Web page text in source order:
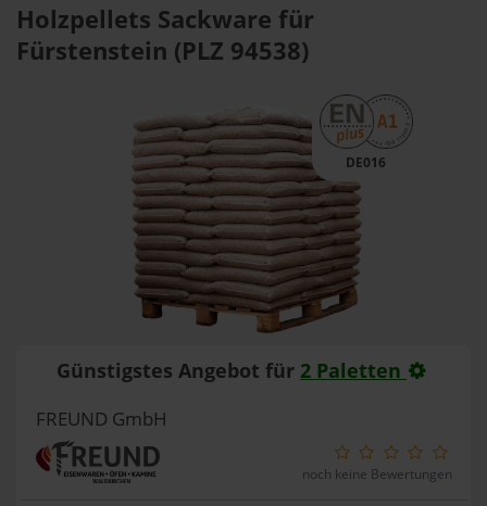
Holzpellets Sackware für
Fürstenstein (PLZ 94538)
DE016
Günstigstes Angebot für 2 Paletten
FREUND GmbH
noch keine Bewertungen